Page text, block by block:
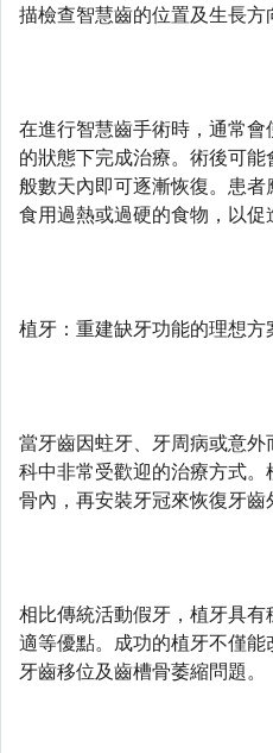
描檢查智慧齒的位置及生長方
在進行智慧齒手術時，通常
的狀態下完成治療。術後可
般數天內即可逐漸恢復。患
食用過熱或過硬的食物，以促
植牙：重建缺牙功能的理想方
當牙齒因蛀牙、牙周病或意
科中非常受歡迎的治療方式
骨內，再安裝牙冠來恢復牙齒
相比傳統活動假牙，植牙具
適等優點。成功的植牙不僅
牙齒移位及齒槽骨萎縮問題。